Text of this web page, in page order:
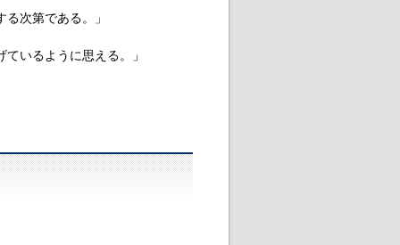
次第である。」
いるように思える。」